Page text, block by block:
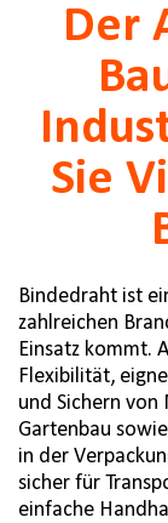
Der
Sie
Bindedraht ist
zahlreichen
Einsatz kommt.
Flexibilität,
und Sichern
Gartenbau
in der
sicher für
einfache